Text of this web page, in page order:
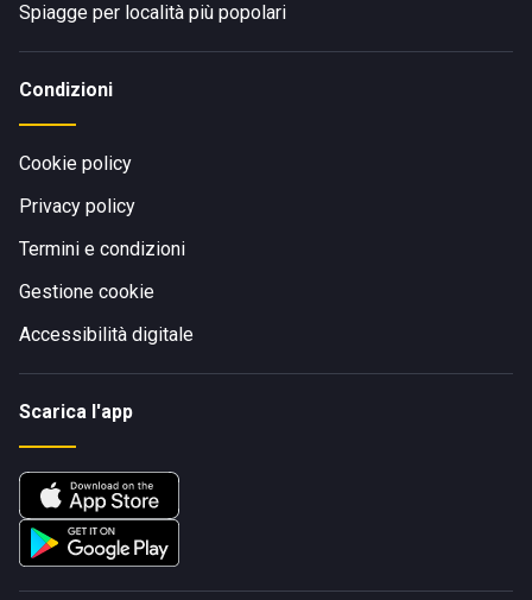
Spiagge per località più popolari
Condizioni
Cookie policy
Privacy policy
Termini e condizioni
Gestione cookie
Accessibilità digitale
Scarica l'app